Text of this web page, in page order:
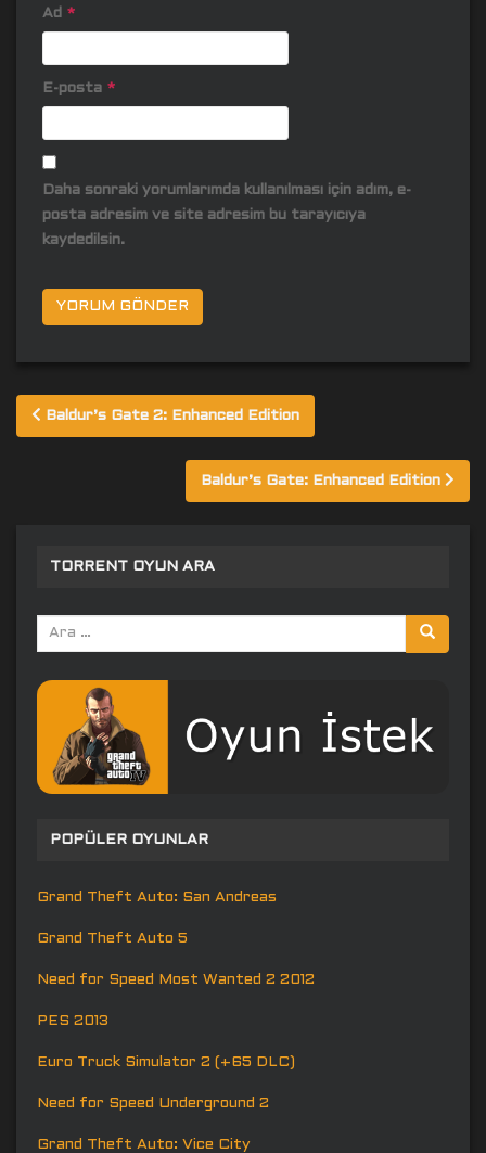
Ad *
E-posta *
Daha sonraki yorumlarımda kullanılması için adım, e-
posta adresim ve site adresim bu tarayıcıya
kaydedilsin.
Yazı
gezinmesi
Baldur’s Gate 2: Enhanced Edition
Baldur’s Gate: Enhanced Edition
TORRENT OYUN ARA
Arama
yap:
POPÜLER OYUNLAR
Grand Theft Auto: San Andreas
Grand Theft Auto 5
Need for Speed Most Wanted 2 2012
PES 2013
Euro Truck Simulator 2 (+65 DLC)
Need for Speed Underground 2
Grand Theft Auto: Vice City